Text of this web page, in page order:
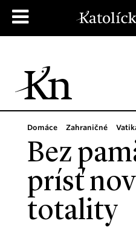
Domáce Zahraničné
Bez
prísť
totality